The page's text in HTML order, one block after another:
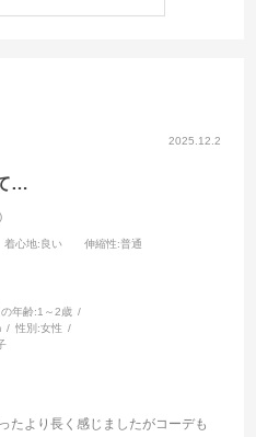
2025.12.2
…
着心地:良い 伸縮性:普通
年齢:1～2歳
性別:女性
たより長く感じましたがコーデも